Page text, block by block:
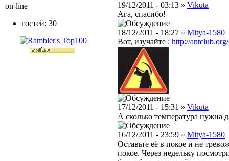
19/12/2011 - 03:13 » Vikuta
Ага, спасибо!
18/12/2011 - 18:27 » Mitya-1580
Вот, изучайте : http://
17/12/2011 - 15:31 » Vikuta
А сколько температура нужна
16/12/2011 - 23:59 » Mitya-1580
Оставьте её в покое и не
покое. Через недельку
on-line
гостей: 30